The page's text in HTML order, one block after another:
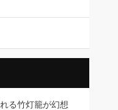
る竹灯籠が幻想